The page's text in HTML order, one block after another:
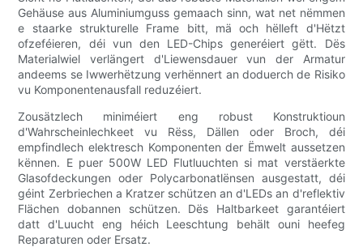
Gehäuse aus Aluminiumguss gemaach sinn, wat net nëmmen
e staarke strukturelle Frame bitt, mä och hëlleft d'Hëtzt
ofzeféieren, déi vun den LED-Chips generéiert gëtt. Dës
Materialwiel verlängert d'Liewensdauer vun der Armatur
andeems se Iwwerhëtzung verhënnert an doduerch de Risiko
vu Komponentenausfall reduzéiert.
Zousätzlech miniméiert eng robust Konstruktioun
d'Wahrscheinlechkeet vu Rëss, Dällen oder Broch, déi
empfindlech elektresch Komponenten der Ëmwelt aussetzen
kënnen. E puer 500W LED Flutluuchten si mat verstäerkte
Glasofdeckungen oder Polycarbonatlënsen ausgestatt, déi
géint Zerbriechen a Kratzer schützen an d'LEDs an d'reflektiv
Flächen dobannen schützen. Dës Haltbarkeet garantéiert
datt d'Luucht eng héich Leeschtung behält ouni heefeg
Reparaturen oder Ersatz.